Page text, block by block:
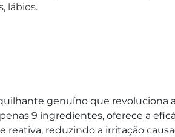
lábios.
genuíno que revoluciona a
9 ingredientes, oferece a
reativa, reduzindo a irritação